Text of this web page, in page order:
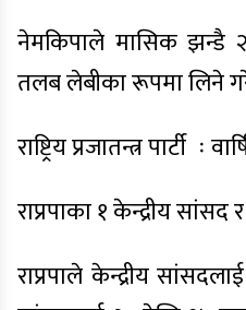
नेमकिपाले मासिक झन्डै
तलब लेबीका रूपमा लिने
राष्ट्रिय प्रजातन्त्र पार्टी
राप्रपाका १ केन्द्रीय
राप्रपाले केन्द्रीय